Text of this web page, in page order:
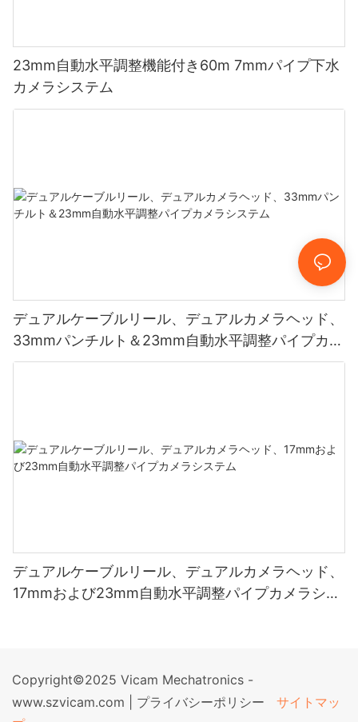
23mm自動水平調整機能付き60m 7mmパイプ下水
カメラシステム
デュアルケーブルリール、デュアルカメラヘッド、
33mmパンチルト＆23mm自動水平調整パイプカメ
ラシステム
デュアルケーブルリール、デュアルカメラヘッド、
17mmおよび23mm自動水平調整パイプカメラシス
Copyright©2025 Vicam Mechatronics -
www.szvicam.com | プライバシーポリシー
サイトマッ